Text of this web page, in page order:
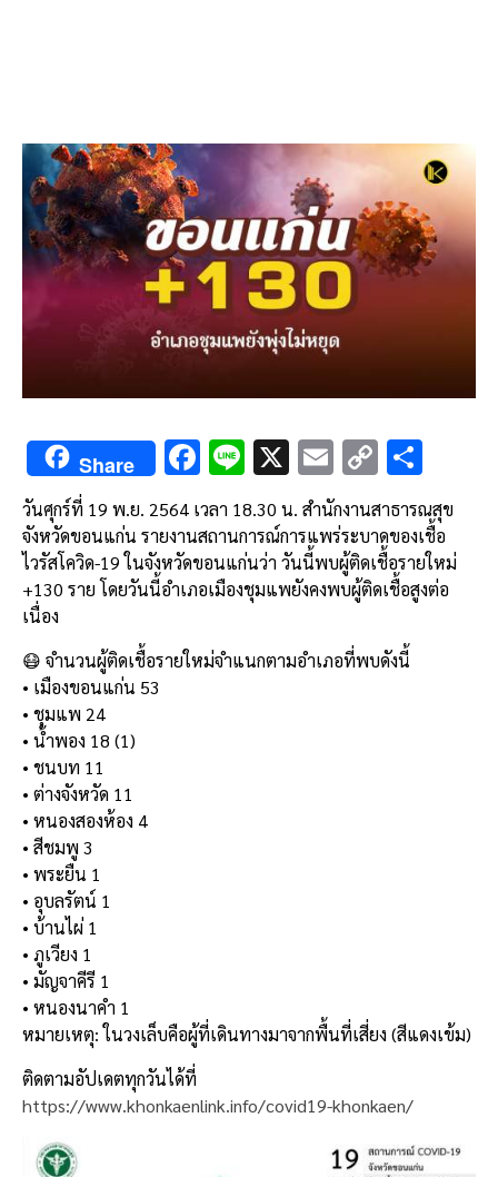
Share F
e
b
o
k
Li
n
e
X E
m
ai
l
C
o
py
Li
n
h
ar
e
วันศุกร์ที่ 19 พ.ย. 2564 เวลา 18.30 น. สำนักงานสาธารณสุข
จังหวัดขอนแก่น รายงานสถานการณ์การแพร่ระบาดของเชื้อ
ไวรัสโควิด-19 ในจังหวัดขอนแก่นว่า วันนี้พบผู้ติดเชื้อรายใหม่
+130 ราย โดยวันนี้อำเภอเมืองชุมแพยังคงพบผู้ติดเชื้อสูงต่อ
เนื่อง
😷 จำนวนผู้ติดเชื้อรายใหม่จำแนกตามอำเภอที่พบดังนี้
• เมืองขอนแก่น 53
• ชุมแพ 24
• น้ำพอง 18 (1)
• ชนบท 11
• ต่างจังหวัด 11
• หนองสองห้อง 4
• สีชมพู 3
• พระยืน 1
• อุบลรัตน์ 1
• บ้านไผ่ 1
• ภูเวียง 1
• มัญจาคีรี 1
• หนองนาคำ 1
หมายเหตุ: ในวงเล็บคือผู้ที่เดินทางมาจากพื้นที่เสี่ยง (สีแดงเข้ม)
ติดตามอัปเดตทุกวันได้ที่
https://www.khonkaenlink.info/covid19-khonkaen/